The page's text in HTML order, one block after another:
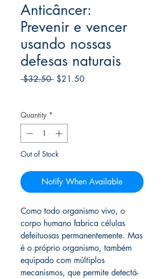
Anticâncer:
Prevenir e vencer
usando nossas
defesas naturais
$32.50 Regular
$21.50Sale
Quantity *
Out of Stock
Notify When Available
Como todo organismo vivo, o
corpo humano fabrica células
defeituosas permanentemente. Mas
é o próprio organismo, também
equipado com múltiplos
mecanismos, que permite detectá-